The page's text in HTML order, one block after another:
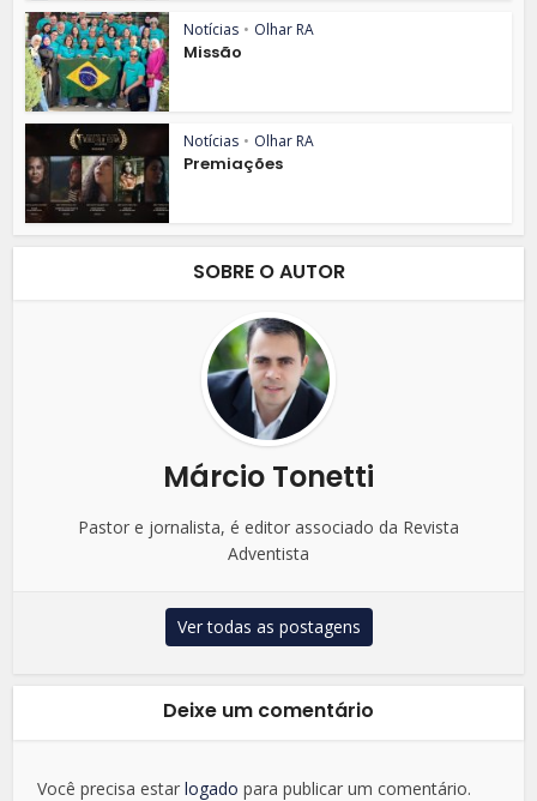
Notícias • Olhar RA
Missão
Notícias • Olhar RA
Premiações
SOBRE O AUTOR
Márcio Tonetti
Pastor e jornalista, é editor associado da Revista
Adventista
Ver todas as postagens
Deixe um comentário
Você precisa estarlogado para publicar um comentário.